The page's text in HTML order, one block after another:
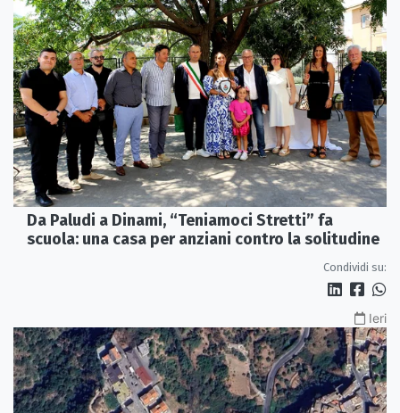
Da Paludi a Dinami, “Teniamoci Stretti” fa
scuola: una casa per anziani contro la solitudine
Condividi su:
Ieri